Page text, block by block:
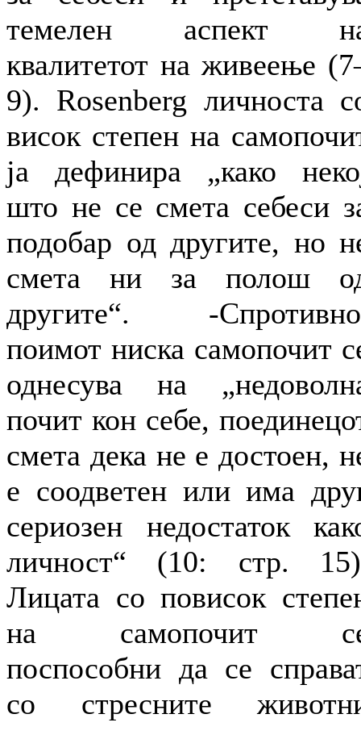
темелен аспект
квалитетот на живеење
9). Rosenberg личноста
висок степен на
ја дефинира „како
што не се смета себеси
подобар од другите, но
смета ни за полош
другите“. -
поимот ниска самопочит
однесува на
почит кон себе,
смета дека не е достоен,
е соодветен или има
сериозен недостаток
личност“ (10: стр.
Лицата со повисок
на самопочит
поспособни да се
со стресните